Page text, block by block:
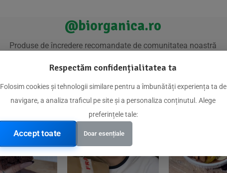
@biorganica.ro
Produse de încredere recomandate de comunitatea noastră
Respectăm confidențialitatea ta
Folosim cookies și tehnologii similare pentru a îmbunătăți experiența ta de
navigare, a analiza traficul pe site și a personaliza conținutul. Alege
preferințele tale:
Accept toate Doar esențiale